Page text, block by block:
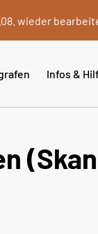
wieder
Infos &